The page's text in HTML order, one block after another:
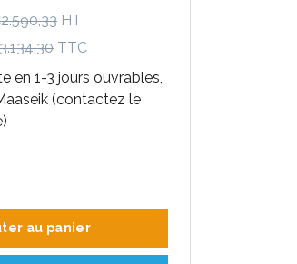
HT
TTC
en 1-3 jours ouvrables,
(contactez le
au panier